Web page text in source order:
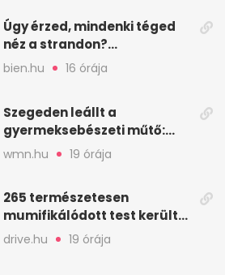
Úgy érzed, mindenki téged
néz a strandon?
Pszichológusok szerint más
áll a háttérben
bien.hu 16 órája
Szegeden leállt a
gyermeksebészeti műtő:
elfogytak a tartalékok
wmn.hu 19 órája
265 természetesen
mumifikálódott test került
elő egy váci templom
drive.hu 19 órája